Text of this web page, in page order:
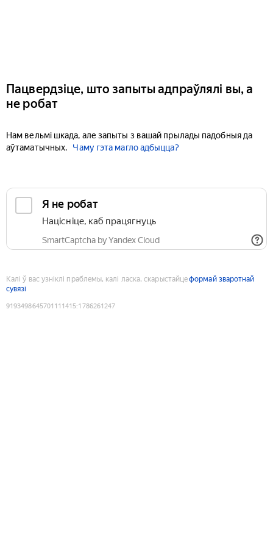
Пацвердзіце, што запыты адпраўлялі вы, а
не робат
Нам вельмі шкада, але запыты з вашай прылады падобныя да
аўтаматычных.
Чаму гэта магло адбыцца?
Я не робат
Націсніце, каб працягнуць
SmartCaptcha by Yandex Cloud
Калі ў вас узніклі праблемы, калі ласка, скарыстайцеформай зваротнай
сувязі
9193498645701111415:1786261247